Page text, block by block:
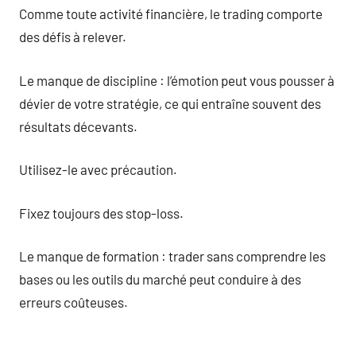
Comme toute activité financière, le trading comporte
des défis à relever.
Le manque de discipline : l’émotion peut vous pousser à
dévier de votre stratégie, ce qui entraîne souvent des
résultats décevants.
Utilisez-le avec précaution.
Fixez toujours des stop-loss.
Le manque de formation : trader sans comprendre les
bases ou les outils du marché peut conduire à des
erreurs coûteuses.